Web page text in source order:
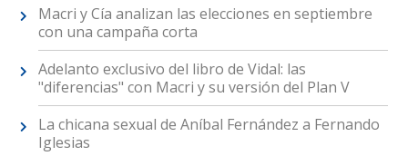
Macri y Cía analizan las elecciones en septiembre
con una campaña corta
Adelanto exclusivo del libro de Vidal: las
"diferencias" con Macri y su versión del Plan V
La chicana sexual de Aníbal Fernández a Fernando
Iglesias